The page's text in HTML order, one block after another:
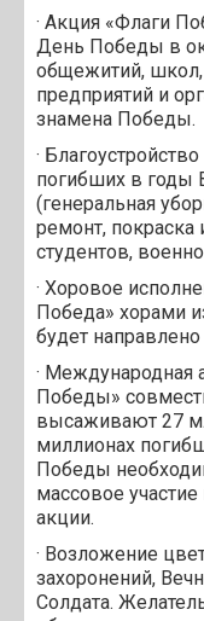
· Акция «Флаги
День Победы в
общежитий,
предприятий и
знамена Победы.
·
погибших в годы
(генеральная
ремонт, покраска
студентов,
· Хоровое
Победа» хорами
будет
· Международная
Победы»
высаживают 27
миллионах
Победы
массовое участие
акции.
· Возложение
захоронений,
Солдата.